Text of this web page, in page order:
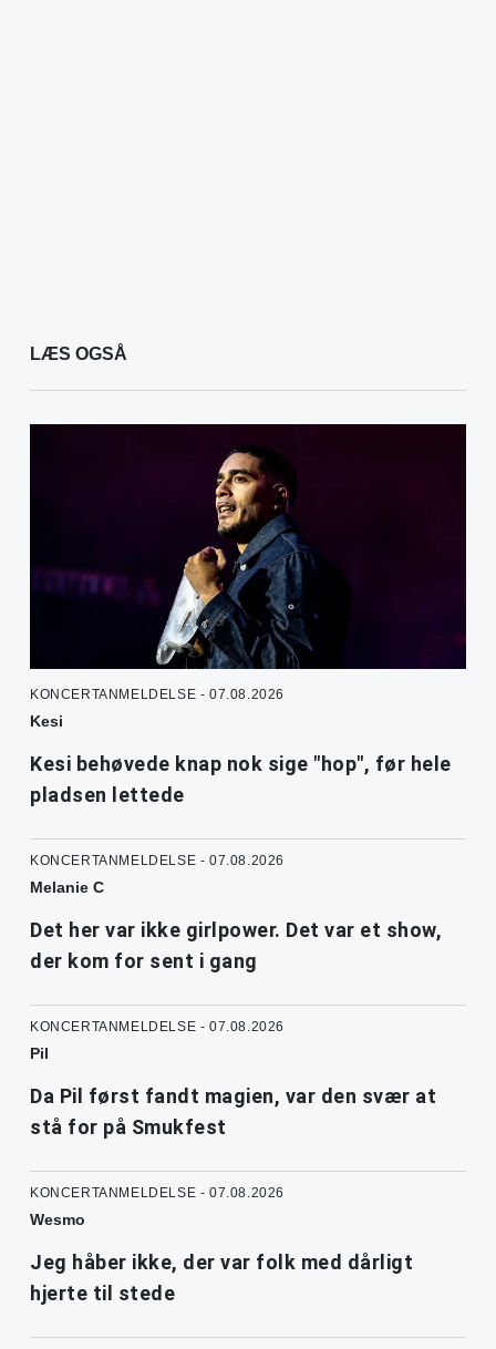
LÆS OGSÅ
KONCERTANMELDELSE - 07.08.2026
Kesi
Kesi behøvede knap nok sige "hop", før hele
pladsen lettede
KONCERTANMELDELSE - 07.08.2026
Melanie C
Det her var ikke girlpower. Det var et show,
der kom for sent i gang
KONCERTANMELDELSE - 07.08.2026
Pil
Da Pil først fandt magien, var den svær at
stå for på Smukfest
KONCERTANMELDELSE - 07.08.2026
Wesmo
Jeg håber ikke, der var folk med dårligt
hjerte til stede